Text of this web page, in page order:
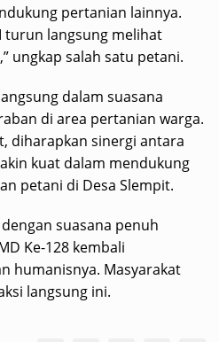
pertanian lainnya.
turun langsung melihat
ungkap salah satu petani.
dalam suasana
di area pertanian warga.
diharapkan sinergi antara
kuat dalam mendukung
petani di Desa Slempit.
suasana penuh
Ke-128 kembali
humanisnya. Masyarakat
langsung ini.